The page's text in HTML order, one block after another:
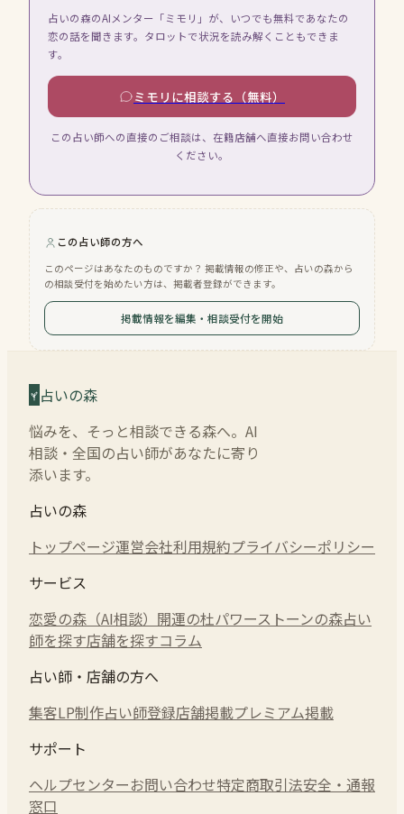
占いの森のAIメンター「ミモリ」が、いつでも無料であなたの
恋の話を聞きます。タロットで状況を読み解くこともできま
す。
ミモリに相談する（無料）
この占い師への直接のご相談は、在籍店舗へ直接お問い合わせ
ください。
この占い師の方へ
このページはあなたのものですか？ 掲載情報の修正や、占いの森から
の相談受付を始めたい方は、掲載者登録ができます。
掲載情報を編集・相談受付を開始
占いの森
悩みを、そっと相談できる森へ。AI
相談・全国の占い師があなたに寄り
添います。
占いの森
トップページ運営会社利用規約プライバシーポリシー
サービス
恋愛の森（AI相談） 開運の杜パワーストーンの森占い
師を探す店舗を探すコラム
占い師・店舗の方へ
集客LP制作占い師登録店舗掲載プレミアム掲載
サポート
ヘルプセンターお問い合わせ特定商取引法安全・通報
窓口